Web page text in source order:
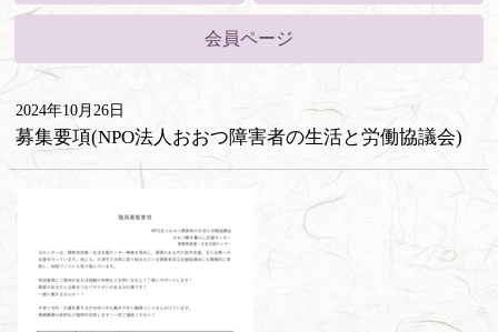
会員ページ
2024年10月26日
募集要項(NPO法人おおつ障害者の生活と労働協議会)